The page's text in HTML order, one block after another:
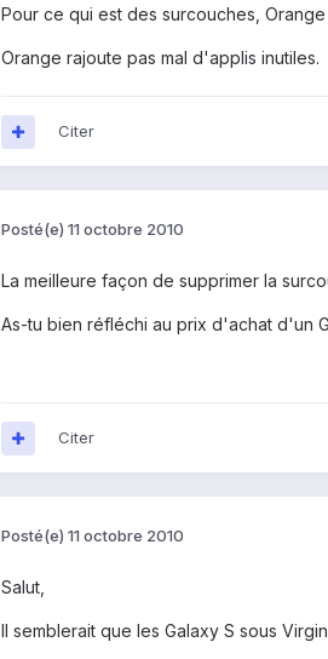
Pour ce qui est des surcouches,
Orange rajoute pas mal d'applis inutiles.
Citer
Posté(e) 11 octobre 2010
La meilleure façon de supprimer la
As-tu bien réfléchi au prix d'achat d'un
Citer
Posté(e) 11 octobre 2010
Salut,
Il semblerait que les Galaxy S sous